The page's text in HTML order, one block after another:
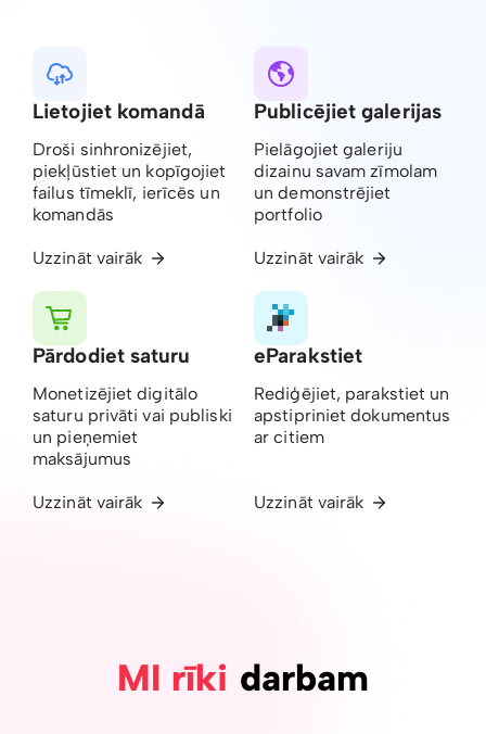
Lietojiet komandā
Droši sinhronizējiet,
piekļūstiet un kopīgojiet
failus tīmeklī, ierīcēs un
komandās
Uzzināt vairāk
Publicējiet galerijas
Pielāgojiet galeriju
dizainu savam zīmolam
un demonstrējiet
portfolio
Uzzināt vairāk
Pārdodiet saturu
Monetizējiet digitālo
saturu privāti vai publiski
un pieņemiet
maksājumus
Uzzināt vairāk
eParakstiet
Rediģējiet, parakstiet un
apstipriniet dokumentus
ar citiem
Uzzināt vairāk
MI rīki darbam